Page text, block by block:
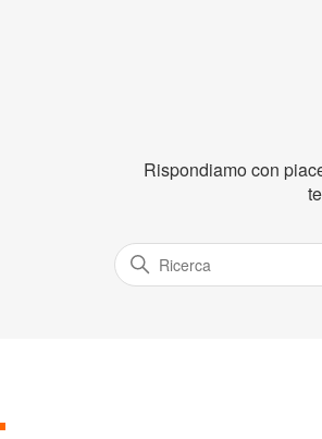
Rispondiamo con